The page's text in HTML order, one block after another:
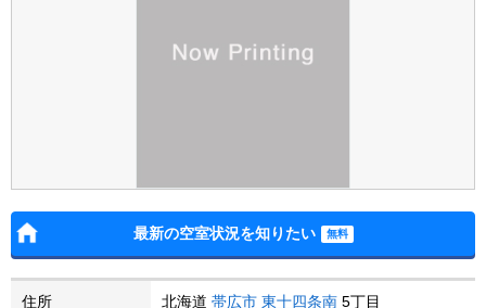
最新の空室状況を知りたい
住所 北海道 帯広市 東十四条南 5丁目